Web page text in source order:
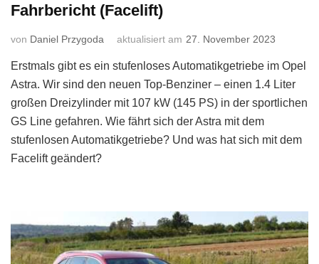
Fahrbericht (Facelift)
von Daniel Przygoda aktualisiert am 27. November 2023
Erstmals gibt es ein stufenloses Automatikgetriebe im Opel
Astra. Wir sind den neuen Top-Benziner – einen 1.4 Liter
großen Dreizylinder mit 107 kW (145 PS) in der sportlichen
GS Line gefahren. Wie fährt sich der Astra mit dem
stufenlosen Automatikgetriebe? Und was hat sich mit dem
Facelift geändert?